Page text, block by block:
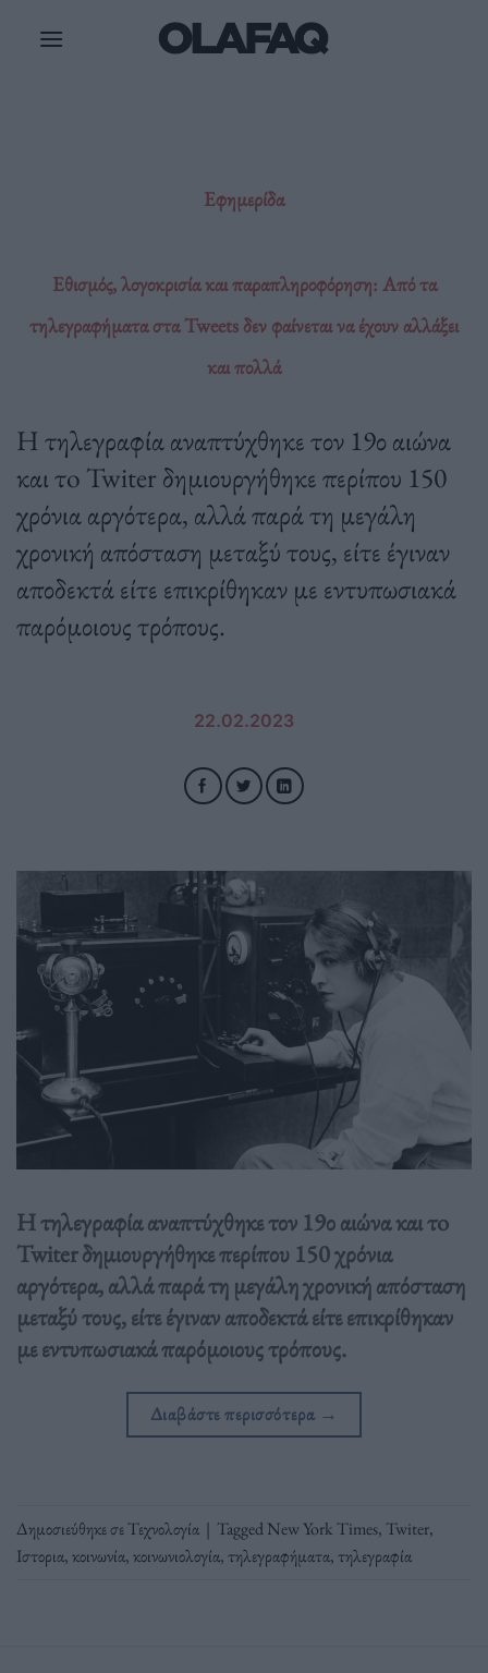
Εφημερίδα
Εθισμός, λογοκρισία και παραπληροφόρηση: Από τα
τηλεγραφήματα στα Tweets δεν φαίνεται να έχουν αλλάξει
και πολλά
Η τηλεγραφία αναπτύχθηκε τον 19ο αιώνα
και τo Twiter δημιουργήθηκε περίπου 150
χρόνια αργότερα, αλλά παρά τη μεγάλη
χρονική απόσταση μεταξύ τους, είτε έγιναν
αποδεκτά είτε επικρίθηκαν με εντυπωσιακά
παρόμοιους τρόπους.
22.02.2023
Η τηλεγραφία αναπτύχθηκε τον 19ο αιώνα και τo
Twiter δημιουργήθηκε περίπου 150 χρόνια
αργότερα, αλλά παρά τη μεγάλη χρονική απόσταση
μεταξύ τους, είτε έγιναν αποδεκτά είτε επικρίθηκαν
με εντυπωσιακά παρόμοιους τρόπους.
Διαβάστε περισσότερα →
Δημοσιεύθηκε σεΤεχνολογία | TaggedNew York Times, Twiter,
Ιστορια,κοινωνία,κοινωνιολογία,τηλεγραφήματα,τηλεγραφία